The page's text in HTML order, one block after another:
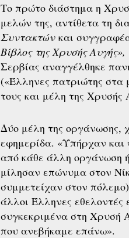
Το πρώτο διάστημα η
μελών της, αντίθετα τη
Συντακτώνκαι
Βίβλος της Χρυσής
Σερβίας αναγγέλθηκε
(«Έλληνες πατριώτης
τους και μέλη της
Δύο μέλη της οργάνωσης,
εφημερίδα. «Υπήρχαν και
από κάθε άλλη οργάνωση
μίλησαν επώνυμα στον
συμμετείχαν στον
άλλοι Έλληνες
συγκεκριμένα στη Χρυσή
που ανεβήκαμε επάνω».